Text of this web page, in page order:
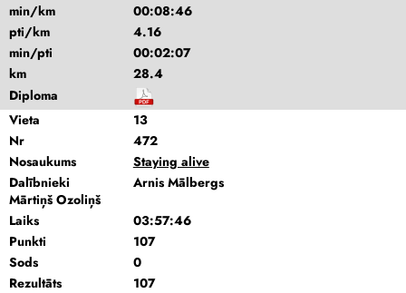
min/km
00:08:46
pti/km
4.16
min/pti
00:02:07
km
28.4
Diploma
Vieta
13
Nr
472
Nosaukums
Staying alive
Dalībnieki
Arnis Mālbergs
Mārtiņš Ozoliņš
Laiks
03:57:46
Punkti
107
Sods
0
Rezultāts
107